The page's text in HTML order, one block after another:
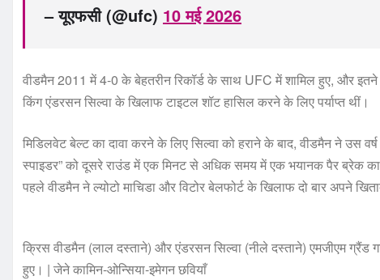
– यूएफसी (@ufc) 10 मई 2026
वीडमैन 2011 में 4-0 के बेहतरीन रिकॉर्ड के साथ UFC में शामिल हुए, और
किंग एंडरसन सिल्वा के खिलाफ टाइटल शॉट हासिल करने के लिए पर्याप्त थीं।
मिडिलवेट बेल्ट का दावा करने के लिए सिल्वा को हराने के बाद, वीडमैन ने उस
स्पाइडर” को दूसरे राउंड में एक मिनट से अधिक समय में एक भयानक पैर ब्रेक
पहले वीडमैन ने ल्योटो माचिडा और विटोर बेलफोर्ट के खिलाफ दो बार अपने
क्रिस वीडमैन (लाल दस्ताने) और एंडरसन सिल्वा (नीले दस्ताने) एमजीएम ग्रैंड
हुए। | जेने कामिन-ओन्सिया-इमेगन छवियाँ